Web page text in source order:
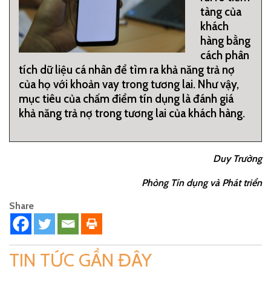
tàng của
khách
hàng bằng
cách phân
tích dữ liệu cá nhân để tìm ra khả năng trả nợ
của họ với khoản vay trong tương lai. Như vậy,
mục tiêu của chấm điểm tín dụng là đánh giá
khả năng trả nợ trong tương lai của khách hàng.
Duy Trường
Phòng Tín dụng và Phát triển
Share
TIN TỨC GẦN ĐÂY